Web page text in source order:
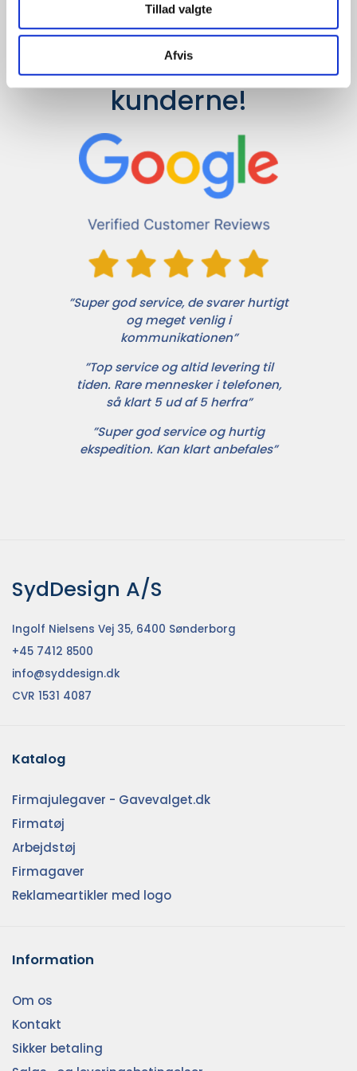
Tillad valgte
Afvis
Det siger
kunderne!
”Super god service, de svarer hurtigt
og meget venlig i
kommunikationen”
”Top service og altid levering til
tiden. Rare mennesker i telefonen,
så klart 5 ud af 5 herfra”
”Super god service og hurtig
ekspedition. Kan klart anbefales”
SydDesign A/S
Ingolf Nielsens Vej 35, 6400 Sønderborg
+45 7412 8500
info@syddesign.dk
CVR 1531 4087
Katalog
Firmajulegaver - Gavevalget.dk
Firmatøj
Arbejdstøj
Firmagaver
Reklameartikler med logo
Information
Om os
Kontakt
Sikker betaling